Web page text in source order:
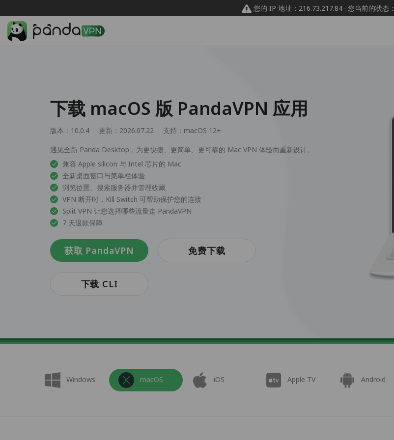
您的 IP 地址：216.73.217.84 · 您当前的状态：
下载 macOS 版 PandaVPN 应用
版本：10.0.4 更新：2026.07.22 支持： macOS 12+
遇见全新 Panda Desktop，为更快捷、更简单、更可靠的 Mac VPN 体验而重新设计。
兼容 Apple silicon 与 Intel 芯片的 Mac
全新桌面窗口与菜单栏体验
浏览位置、搜索服务器并管理收藏
VPN 断开时，Kill Switch 可帮助保护您的连接
Split VPN 让您选择哪些流量走 PandaVPN
7 天退款保障
获取 PandaVPN 免费下载
下载 CLI
Windows macOS iOS Apple TV Android